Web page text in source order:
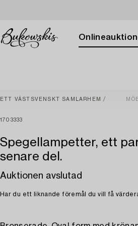
ETT VÄSTSVENSKT SAMLARHEM
1703333
Spegellampetter, ett
senare del.
Auktionen avslutad
Har du ett liknande föremål du vill få